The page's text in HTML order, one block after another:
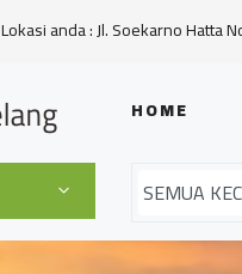
Lokasi anda : Jl. Soekarno Hatta
HOME